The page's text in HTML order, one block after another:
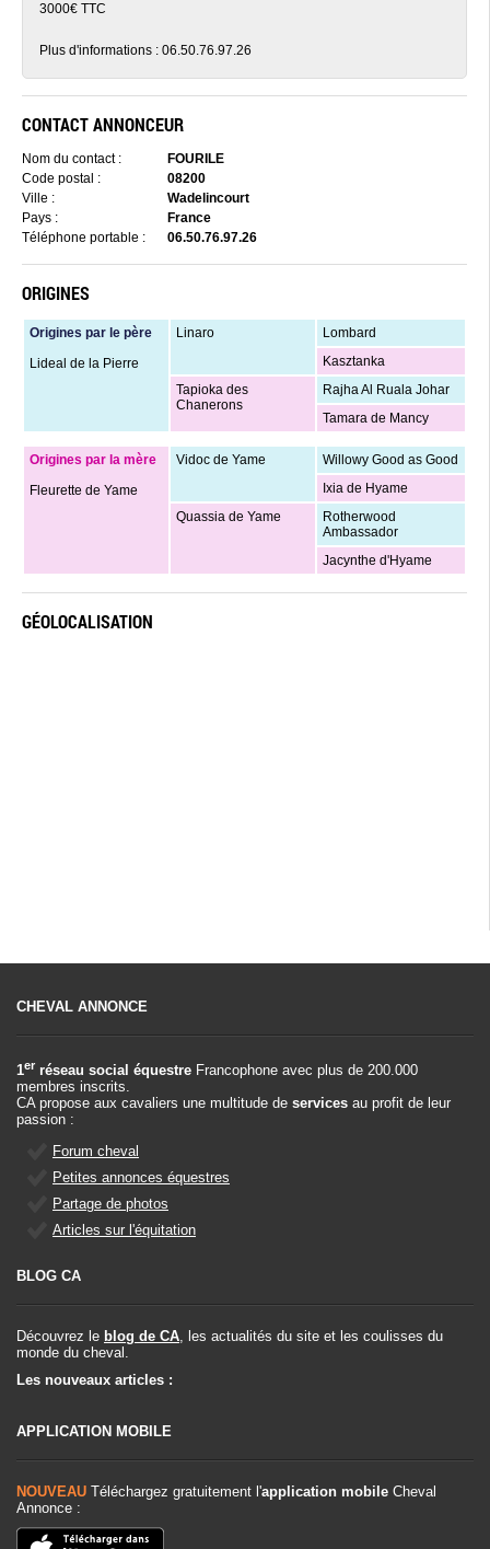
3000€ TTC
Plus d'informations : 06.50.76.97.26
CONTACT ANNONCEUR
Nom du contact :
FOURILE
Code postal :
08200
Ville :
Wadelincourt
Pays :
France
Téléphone portable :
06.50.76.97.26
ORIGINES
Origines par le père
Lideal de la Pierre
Linaro
Lombard
Kasztanka
Tapioka des
Chanerons
Rajha Al Ruala Johar
Tamara de Mancy
Origines par la mère
Fleurette de Yame
Vidoc de Yame
Willowy Good as Good
Ixia de Hyame
Quassia de Yame
Rotherwood
Ambassador
Jacynthe d'Hyame
GÉOLOCALISATION
CHEVAL ANNONCE
1er réseau social équestre Francophone avec plus de 200.000
membres inscrits.
CA propose aux cavaliers une multitude de services au profit de leur
passion :
Forum cheval
Petites annonces équestres
Partage de photos
Articles sur l'équitation
BLOG CA
Découvrez le blog de CA, les actualités du site et les coulisses du
monde du cheval.
Les nouveaux articles :
APPLICATION MOBILE
NOUVEAU Téléchargez gratuitement l'application mobile Cheval
Annonce :